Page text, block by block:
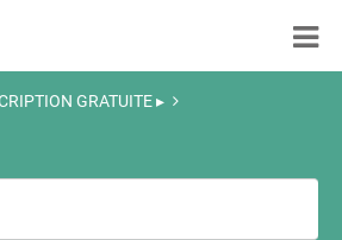
GRATUITE ▸